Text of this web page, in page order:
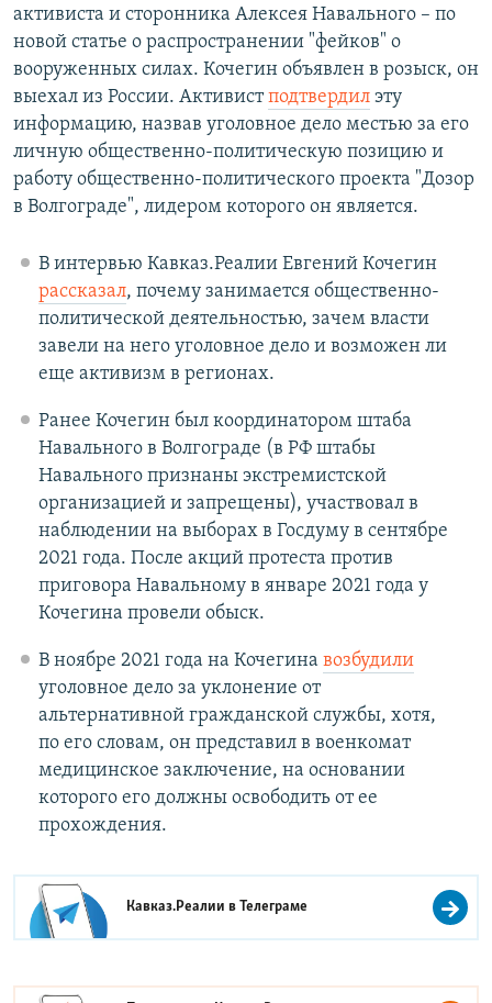
активиста и сторонника Алексея Навального – по
новой статье о распространении "фейков" о
вооруженных силах. Кочегин объявлен в розыск, он
выехал из России. Активистподтвердил эту
информацию, назвав уголовное дело местью за его
личную общественно-политическую позицию и
работу общественно-политического проекта "Дозор
в Волгограде", лидером которого он является.
В интервью Кавказ.Реалии Евгений Кочегин
рассказал, почему занимается общественно-
политической деятельностью, зачем власти
завели на него уголовное дело и возможен ли
еще активизм в регионах.
Ранее Кочегин был координатором штаба
Навального в Волгограде (в РФ штабы
Навального признаны экстремистской
организацией и запрещены), участвовал в
наблюдении на выборах в Госдуму в сентябре
2021 года. После акций протеста против
приговора Навальному в январе 2021 года у
Кочегина провели обыск.
В ноябре 2021 года на Кочегина возбудили
уголовное дело за уклонение от
альтернативной гражданской службы, хотя,
по его словам, он представил в военкомат
медицинское заключение, на основании
которого его должны освободить от ее
прохождения.
Кавказ.Реалии вТелеграме